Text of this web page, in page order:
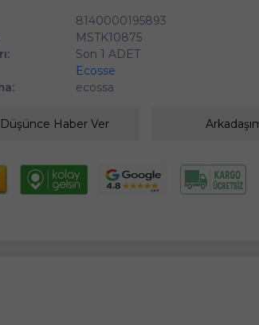
8140000195893
MSTK10875
Son 1 ADET
Ecosse
ecossa
Düşünce Haber Ver